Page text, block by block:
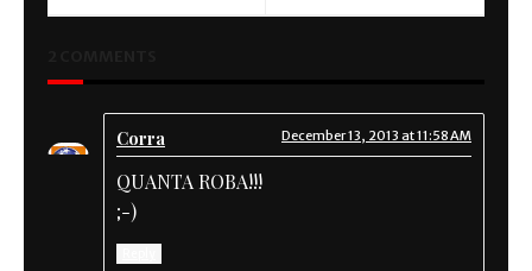
Corra December 13, 2013 at 11:58 AM
QUANTA ROBA!!!
;-)